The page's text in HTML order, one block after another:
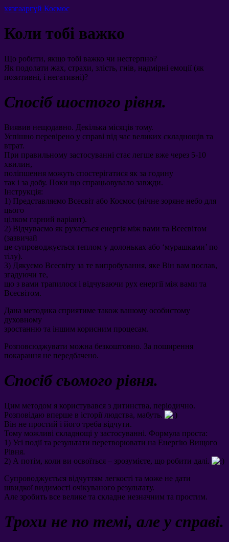
хязгааргүй Космос
Коли тобі важко
Що робити, якщо тобі важко чи нестерпно?
Як подолати жах, страхи, злість, гнів, надмірні емоції (як
позитивні, і негативні)?
Спосіб шостого рівня.
Виявив нещодавно. Декілька місяців тому.
Успішно перевірено у справі під час великих складнощів та
втрат.
При правильному застосуванні стає легше вже через 5-10
хвилин,
поліпшення можуть спостерігатися як за годину
так і за добу. Поки що спрацьовувало завжди.
Інструкція:
1) Представляємо Всесвіт або Космос (нічне зоряне небо для
цього
цілком гарний варіант).
2) Відчуваємо як рухається енергія між вами та Всесвітом
(зазвичай
це супроводжується теплом у долоньках або ‘мурашками’ по
тілу).
3) Дякуємо Всесвіту за те випробування, яке Він вам послав,
згадуючи те,
що з вами трапилося і відчуваючи рух енергії між вами та
Всесвітом.
Дана методика сприятиме також вашому особистому
духовному
зростанню та іншим корисним процесам.
Розповсюджувати можна безкоштовно. За поширення
покарання не передбачено.
Спосіб сьомого рівня.
Цим методом я користувався з дитинства, періодично.
Розповідаю вперше в історії людства, мабуть.
Він не простий і його треба відчути.
Тому можливі складнощі у застосуванні. Формула проста:
1) Усі події та результати перетворювати на Енергію Вищого
Рівня.
2) А потім, коли ви освоїться – зрозумієте, що робити далі.
Супроводжується відчуттям легкості та може не дати
швидкої видимості очікуваного результату.
Але зробить все велике та складне незначним та простим.
Трохи не по темі, але у справі.